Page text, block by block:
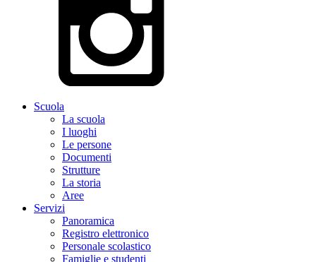
Scuola
La scuola
I luoghi
Le persone
Documenti
Strutture
La storia
Aree
Servizi
Panoramica
Registro elettronico
Personale scolastico
Famiglie e studenti